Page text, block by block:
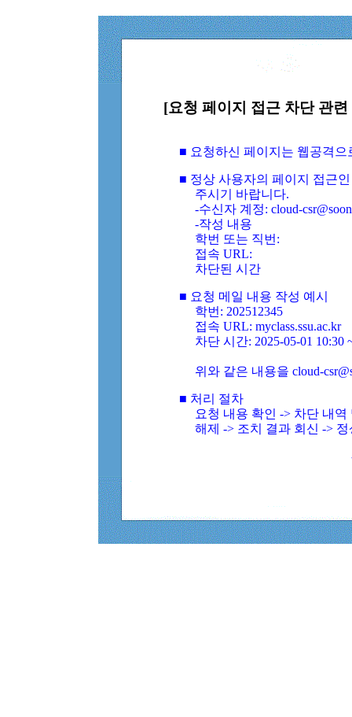
[요청 페이지 접근 차단 관
■ 요청하신 페이지는 웹공격
■ 정상 사용자의 페이지 접근
주시기 바랍니다.
-수신자 계정: cloud-
-작성 내용
학번 또는 직번:
접속 URL:
차단된 시간
■ 요청 메일 내용 작성 예시
학번: 202512345
접속 URL: myclass.ssu.ac.kr
차단 시간: 2025-05-01 10:30
위와 같은 내용을 cloud-
■ 처리 절차
요청 내용 확인 -> 차단 내
해제 -> 조치 결과 회신 ->